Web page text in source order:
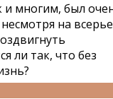
и многим, был
на
ли так, что без